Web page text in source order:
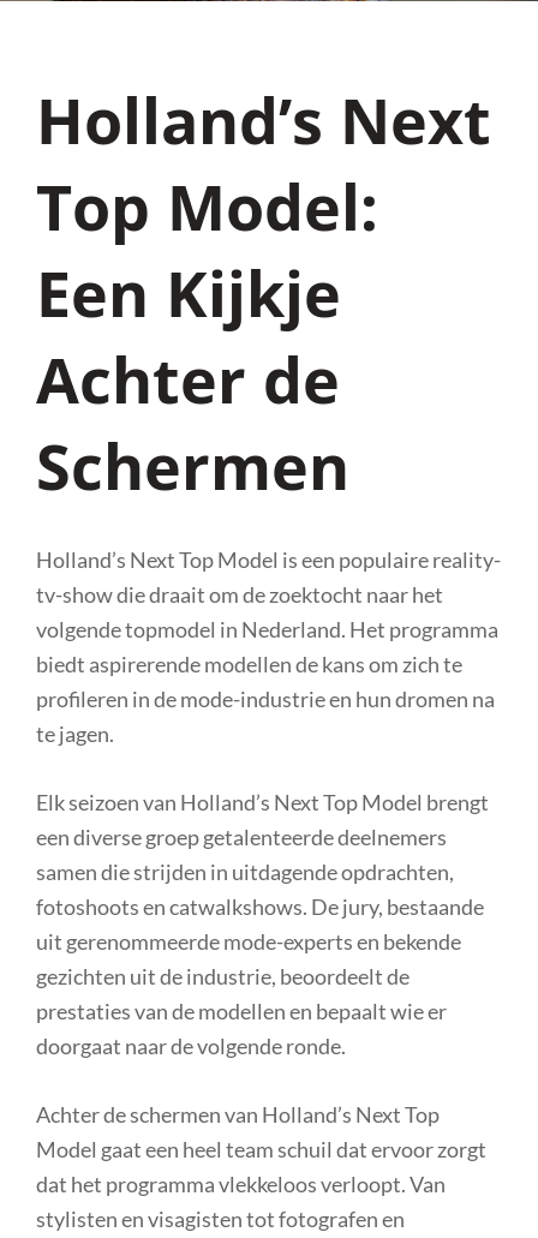
Holland’s Next
Top Model:
Een Kijkje
Achter de
Schermen
Holland’s Next Top Model is een populaire reality-
tv-show die draait om de zoektocht naar het
volgende topmodel in Nederland. Het programma
biedt aspirerende modellen de kans om zich te
profileren in de mode-industrie en hun dromen na
te jagen.
Elk seizoen van Holland’s Next Top Model brengt
een diverse groep getalenteerde deelnemers
samen die strijden in uitdagende opdrachten,
fotoshoots en catwalkshows. De jury, bestaande
uit gerenommeerde mode-experts en bekende
gezichten uit de industrie, beoordeelt de
prestaties van de modellen en bepaalt wie er
doorgaat naar de volgende ronde.
Achter de schermen van Holland’s Next Top
Model gaat een heel team schuil dat ervoor zorgt
dat het programma vlekkeloos verloopt. Van
stylisten en visagisten tot fotografen en